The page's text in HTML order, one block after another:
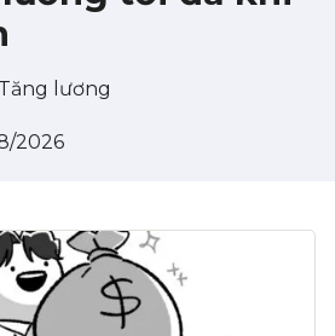
Tăng lương
2026